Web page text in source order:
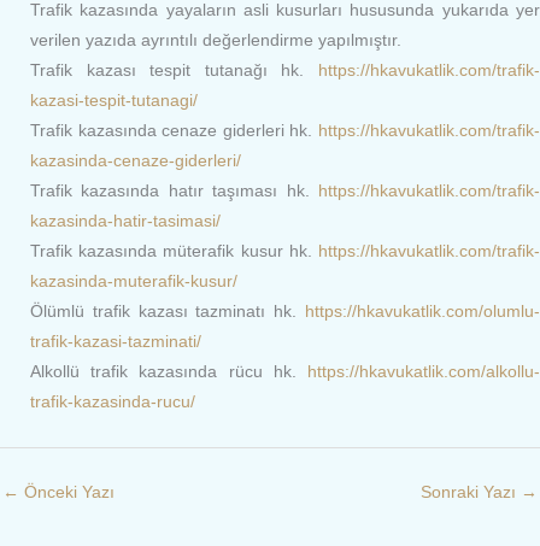
Trafik kazasında yayaların asli kusurları hususunda yukarıda yer
verilen yazıda ayrıntılı değerlendirme yapılmıştır.
Trafik kazası tespit tutanağı hk.
https://hkavukatlik.com/trafik-
kazasi-tespit-tutanagi/
Trafik kazasında cenaze giderleri hk. https://hkavukatlik.com/trafik-
kazasinda-cenaze-giderleri/
Trafik kazasında hatır taşıması hk.
https://hkavukatlik.com/trafik-
kazasinda-hatir-tasimasi/
Trafik kazasında müterafik kusur hk. https://hkavukatlik.com/trafik-
kazasinda-muterafik-kusur/
Ölümlü trafik kazası tazminatı hk.
https://hkavukatlik.com/olumlu-
trafik-kazasi-tazminati/
Alkollü trafik kazasında rücu hk.
https://hkavukatlik.com/alkollu-
trafik-kazasinda-rucu/
← Önceki Yazı Sonraki Yazı →